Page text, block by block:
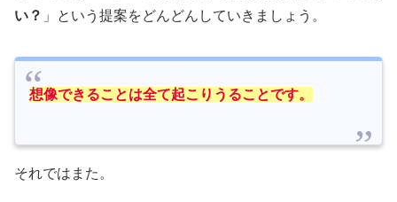
い？ 」という提案をどんどんしていきましょう。
想像できることは全て起こりうることです。
それではまた。